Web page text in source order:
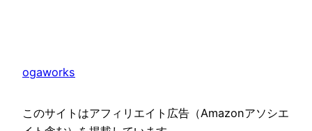
ogaworks
このサイトはアフィリエイト広告（Amazonアソシエ